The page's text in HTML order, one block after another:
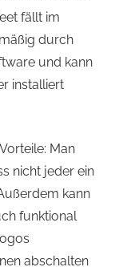
fällt im
durch
und kann
installiert
Man
nicht jeder ein
kann
funktional
abschalten